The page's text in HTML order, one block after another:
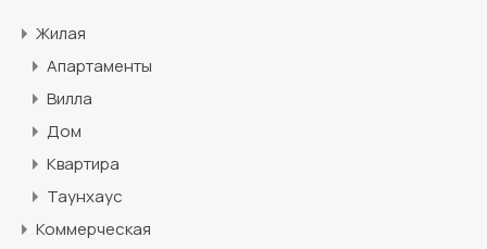
Жилая
Апартаменты
Вилла
Дом
Квартира
Таунхаус
Коммерческая